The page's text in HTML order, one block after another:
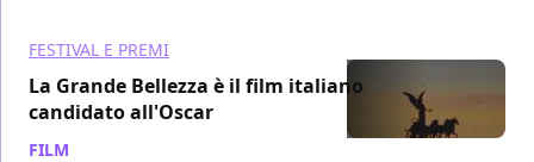
FESTIVAL E PREMI
La Grande Bellezza è il film italiano
candidato all'Oscar
FILM